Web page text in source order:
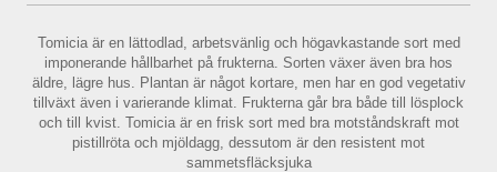
Tomicia är en lättodlad, arbetsvänlig och högavkastande sort med
imponerande hållbarhet på frukterna. Sorten växer även bra hos
äldre, lägre hus. Plantan är något kortare, men har en god vegetativ
tillväxt även i varierande klimat. Frukterna går bra både till lösplock
och till kvist. Tomicia är en frisk sort med bra motståndskraft mot
pistillröta och mjöldagg, dessutom är den resistent mot
sammetsfläcksjuka